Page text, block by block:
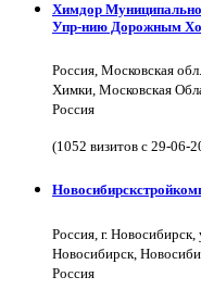
Химдор
Упр-нию Дорожным
Россия, Московская
Химки, Московская
Россия
(1052 визитов с 29-06-
Россия, г.
Новосибирск,
Россия